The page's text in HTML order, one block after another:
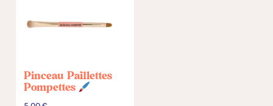
Pinceau Paillettes
Pompettes